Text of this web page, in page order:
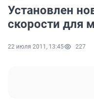
Установлен
скорости для
22 июля 2011, 13:45 227